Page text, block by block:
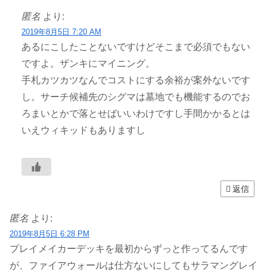
匿名 より:
2019年8月5日 7:20 AM
あるにこしたことないですけどそこまで必須でもない
ですよ。ザンキにマイニング。
手札カツカツなんでコストにする余裕が案外ないです
し。サーチ候補先のシグマは墓地でも機能するのでお
ろまいとかで落とせばいいわけですし手間かかるとは
いえウィキッドもありますし
返信
匿名 より:
2019年8月5日 6:28 PM
プレイメイカーデッキを最初からずっと作ってるんです
が、ファイアウォールは仕方ないにしてもサラマングレイ